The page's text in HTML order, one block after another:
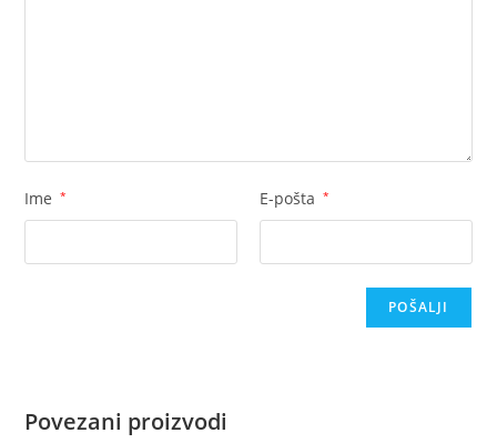
Ime * E-pošta *
Povezani proizvodi